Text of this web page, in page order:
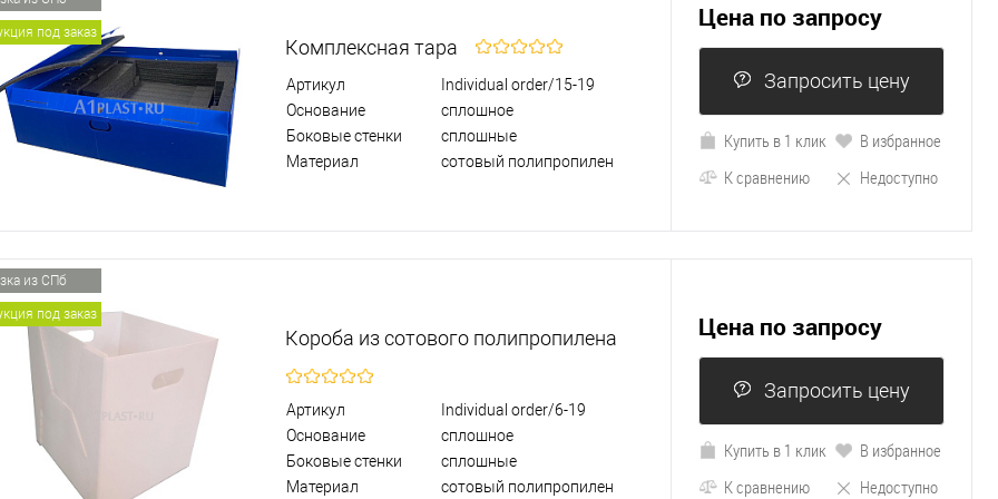
под заказ
Комплексная тара
Артикул
Individual order/15-19
Основание
сплошное
Боковые стенки
сплошные
Материал
сотовый полипропилен
Цена по запросу
Запросить цену
Купить в 1 клик
В избранное
К сравнению
Недоступно
из СПб
под заказ
Короба из сотового полипропилена
Артикул
Individual order/6-19
Основание
сплошное
Боковые стенки
сплошные
Материал
сотовый полипропилен
Цена по запросу
Запросить цену
Купить в 1 клик
В избранное
К сравнению
Недоступно